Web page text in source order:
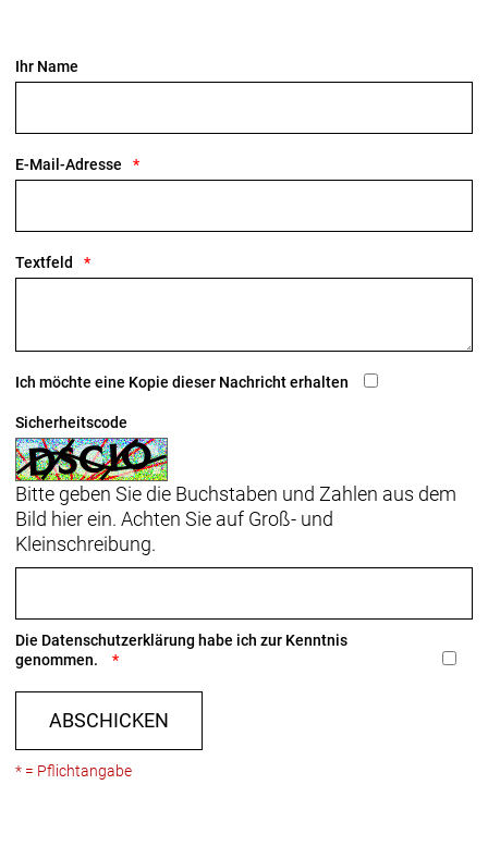
Ihr Name
E-Mail-Adresse
Textfeld
Ich möchte eine Kopie dieser Nachricht erhalten
Sicherheitscode
Bitte geben Sie die Buchstaben und Zahlen aus dem
Bild hier ein. Achten Sie auf Groß- und
Kleinschreibung.
Die Datenschutzerklärung habe ich zur Kenntnis
genommen.
ABSCHICKEN
* = Pflichtangabe